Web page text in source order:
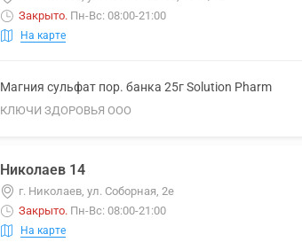
Закрыто. Пн-Вс: 08:00-21:00
На карте
Магния сульфат пор. банка 25г Solution Pharm
КЛЮЧИ ЗДОРОВЬЯ ООО
Николаев 14
г. Николаев, ул. Соборная, 2е
Закрыто. Пн-Вс: 08:00-21:00
На карте